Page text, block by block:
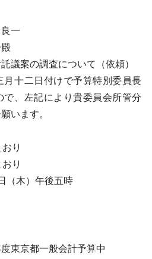
一
案の調査について（依頼）
十二日付けで予算特別委員長
、左記により貴委員会所管分
います。
り
り
木）午後五時
東京都一般会計予算中